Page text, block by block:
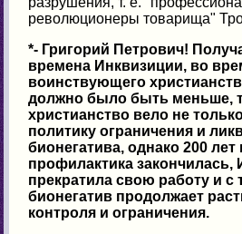
революционеры товарища"
*- Григорий Петрович!
времена Инквизиции, во
воинствующего
должно было быть меньше,
христианство вело не
политику ограничения и
бионегатива, однако 200 лет
профилактика закончилась,
прекратила свою работу и с
бионегатив продолжает
контроля и ограничения.